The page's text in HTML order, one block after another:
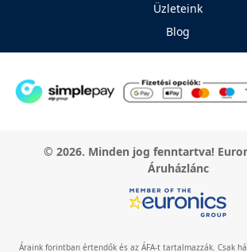
Üzleteink
Blog
© 2026. Minden jog fenntartva!
Áruházlánc
Áraink forintban értendők és az ÁFA-t tartalmazzák. Csak